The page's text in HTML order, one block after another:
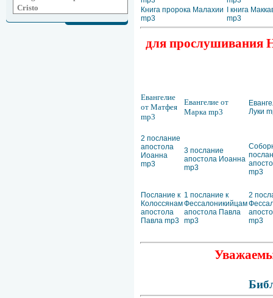
Cristo
Книга пророка Малахии
mp3
I книга
mp3
для прослушивания
Евангелие
от Матфея
mp3
Евангелие от
Марка mp3
Луки
2 послание
апостола
Иоанна
mp3
3 послание
апостола Иоанна
mp3
mp3
Послание к
Колоссянам
апостола
Павла mp3
1 послание к
Фессалоникийцам
апостола Павла
mp3
2
mp3